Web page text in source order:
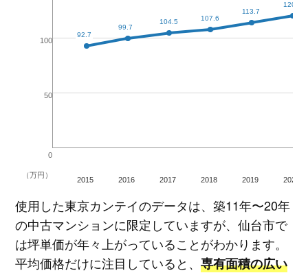
100
50
0
（万円）
92.7
99.7
104.5 107.6
113.7
120.0
2015 2016 2017 2018 2019 2020
使用した東京カンテイのデータは、築11年〜20年
の中古マンションに限定していますが、仙台市で
は坪単価が年々上がっていることがわかります。
平均価格だけに注目していると、 専有面積の広い